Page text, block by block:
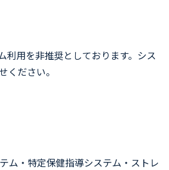
用を非推奨としております。シス
ださい。
ム・特定保健指導システム・ストレ